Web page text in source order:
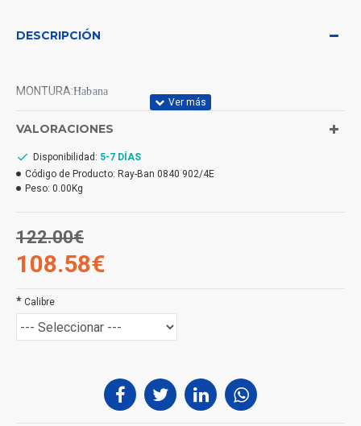
DESCRIPCIÓN
MONTURA:Habana
VALORACIONES
108.58€
122.00€
Disponibilidad: 5-7 DÍAS
Código de Producto: Ray-Ban 0840 902/4E
Peso: 0.00Kg
* Calibre